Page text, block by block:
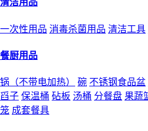
清洁用品
一次性用品 消毒杀菌用品 清洁工具
餐厨用品
锅（不带电加热） 碗 不锈钢食品盆
舀子 保温桶 砧板 汤桶 分餐盘 果蔬
笼 成套餐具